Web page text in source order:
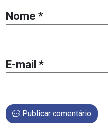
Nome *
E-mail *
Publicar comentário